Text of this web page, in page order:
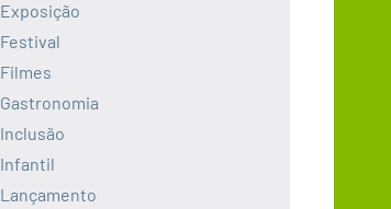
Exposição
Festival
Filmes
Gastronomia
Inclusão
Infantil
Lançamento